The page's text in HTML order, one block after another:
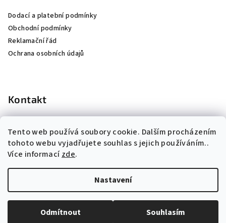
Tento web používá soubory cookie. Dalším procházením
tohoto webu vyjadřujete souhlas s jejich používáním..
Více informacízde.
Nastavení
Odmítnout Souhlasím
Dodací a platební podmínky
Obchodní podmínky
Reklamační řád
Ochrana osobních údajů
Kontakt
724 660 074
vyhrazena.